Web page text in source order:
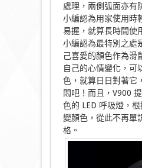
處理，兩側弧面亦有
小編認為用家使用時
易握，就算長時間使
小編認為最特別之處
己喜愛的顏色作為滑
自己的心情變化，可
色，就算日日對著它
悶吧！而且，V900
色的 LED 呼吸燈，
變顏色，從此不再單
格。